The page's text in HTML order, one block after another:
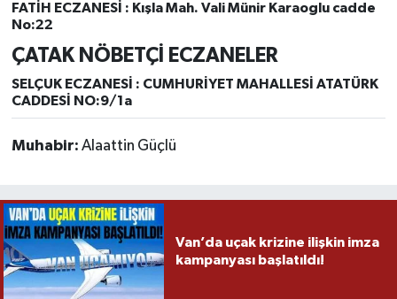
FATİH ECZANESİ : Kışla Mah. Vali Münir Karaoglu cadde
No:22
ÇATAK NÖBETÇİ ECZANELER
SELÇUK ECZANESİ : CUMHURİYET MAHALLESİ ATATÜRK
CADDESİ NO:9/1a
Muhabir: Alaattin Güçlü
Van’da uçak krizine ilişkin imza
kampanyası başlatıldı!